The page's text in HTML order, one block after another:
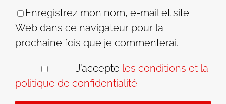
Enregistrez mon nom, e-mail et site
Web dans ce navigateur pour la
prochaine fois que je commenterai.
J’accepte les conditions et la
politique de confidentialité